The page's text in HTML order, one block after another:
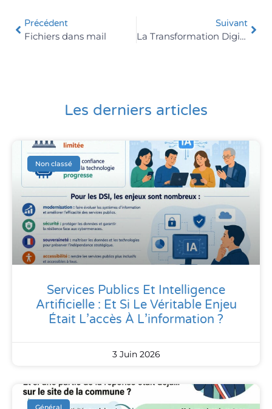
Précédent
Fichiers dans mail
Suivant
La Transformation Digitale
Les derniers articles
Non classé
Services Publics Et Intelligence
Artificielle : Et Si Le Véritable Enjeu
Était L’accès À L’information ?
3 Juin 2026
Général